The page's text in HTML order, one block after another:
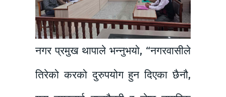
नगर प्रमुख थापाले भन्नुभयो, “नगरवासीले
तिरेको करको दुरुपयोग हुन दिएका छैनौ,